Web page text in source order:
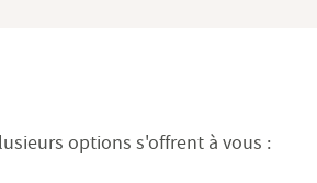
options s'offrent à vous :